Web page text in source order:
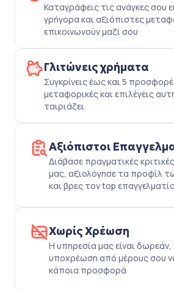
Καταγράφεις τις ανάγκες σου
γρήγορα και αξιόπιστες
επικοινωνούν μαζί σου
Γλιτώνεις χρήματα
Συγκρίνεις έως και 5
μεταφορικές και επιλέγεις
ταιριάζει
Αξιόπιστοι
Διάβασε πραγματικές
μας, αξιολόγησε τα προφίλ
και βρες τον top επαγγελματία
Χωρίς Χρέωση
Η υπηρεσία μας είναι δωρεάν,
υποχρέωση από μέρους σου
κάποια προσφορά